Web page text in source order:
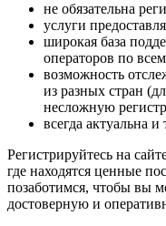
не обязательна
услуги
широкая база
операторов по
возможность
из разных стран
несложную
всегда актуальна
Регистрируйтесь на
где находятся ценные
позаботимся, чтобы вы
достоверную и